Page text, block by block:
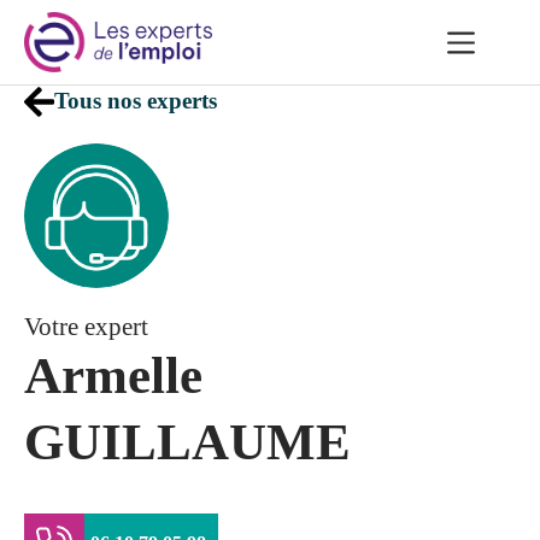
contenu
Tous nos experts
Votre expert
Armelle
GUILLAUME